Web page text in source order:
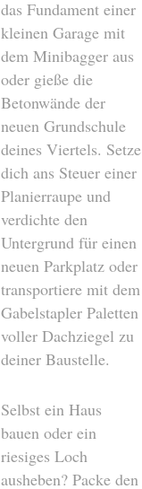
das Fundament einer
kleinen Garage mit
dem Minibagger aus
oder gieße die
Betonwände der
neuen Grundschule
deines Viertels. Setze
dich ans Steuer einer
Planierraupe und
verdichte den
Untergrund für einen
neuen Parkplatz oder
transportiere mit dem
Gabelstapler Paletten
voller Dachziegel zu
deiner Baustelle.
Selbst ein Haus
bauen oder ein
riesiges Loch
ausheben? Packe den